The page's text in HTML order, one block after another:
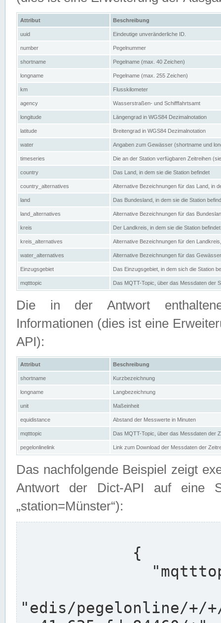
Attribut Beschreibung
uuid Eindeutige unveränderliche ID.
number Pegelnummer
shortname Pegelname (max. 40 Zeichen)
longname Pegelname (max. 255 Zeichen)
km Flusskilometer
agency Wasserstraßen- und Schifffahrtsamt
longitude Längengrad in WGS84 Dezimalnotation
latitude Breitengrad in WGS84 Dezimalnotation
water Angaben zum Gewässer (shortname und
timeseries Die an der Station verfügbaren Zeitreihen
country Das Land, in dem sie die Station befindet
country_alternatives Alternative Bezeichnungen für das Land, in
land Das Bundesland, in dem sie die Station
land_alternatives Alternative Bezeichnungen für das
kreis Der Landkreis, in dem sie die Station befindet
kreis_alternatives Alternative Bezeichnungen für den
water_alternatives Alternative Bezeichnungen für das
Einzugsgebiet Das Einzugsgebiet, in dem sich die Station
mqtttopic Das MQTT-Topic, über das Messdaten der
Die in der Antwort
Informationen (dies ist eine
API):
Attribut Beschreibung
shortname Kurzbezeichnung
longname Langbezeichnung
unit Maßeinheit
equidistance Abstand der Messwerte in Minuten
mqtttopic Das MQTT-Topic, über das Messdaten der
pegelonlinelink Link zum Download der Messdaten der
Das nachfolgende Beispiel zeigt
Antwort der Dict-API auf eine
„station=Münster“):
"edis/pegelonline/+/